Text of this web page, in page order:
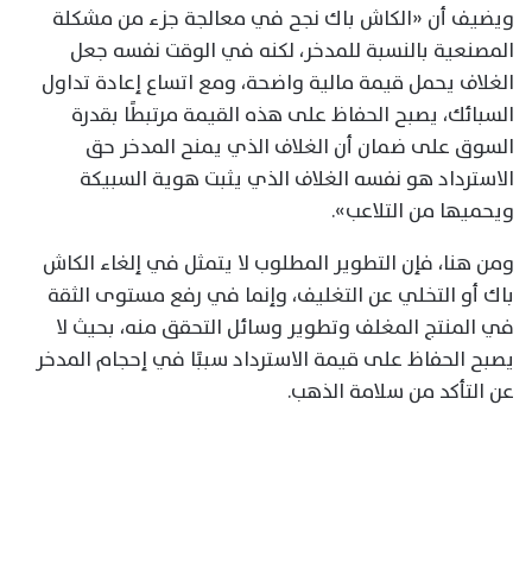
ويضيف أن «الكاش باك نجح في معالجة جزء من مشكلة
المصنعية بالنسبة للمدخر، لكنه في الوقت نفسه جعل
الغلاف يحمل قيمة مالية واضحة، ومع اتساع إعادة تداول
السبائك، يصبح الحفاظ على هذه القيمة مرتبطًا بقدرة
السوق على ضمان أن الغلاف الذي يمنح المدخر حق
الاسترداد هو نفسه الغلاف الذي يثبت هوية السبيكة
ويحميها من التلاعب».
ومن هنا، فإن التطوير المطلوب لا يتمثل في إلغاء الكاش
باك أو التخلي عن التغليف، وإنما في رفع مستوى الثقة
في المنتج المغلف وتطوير وسائل التحقق منه، بحيث لا
يصبح الحفاظ على قيمة الاسترداد سببًا في إحجام المدخر
عن التأكد من سلامة الذهب.